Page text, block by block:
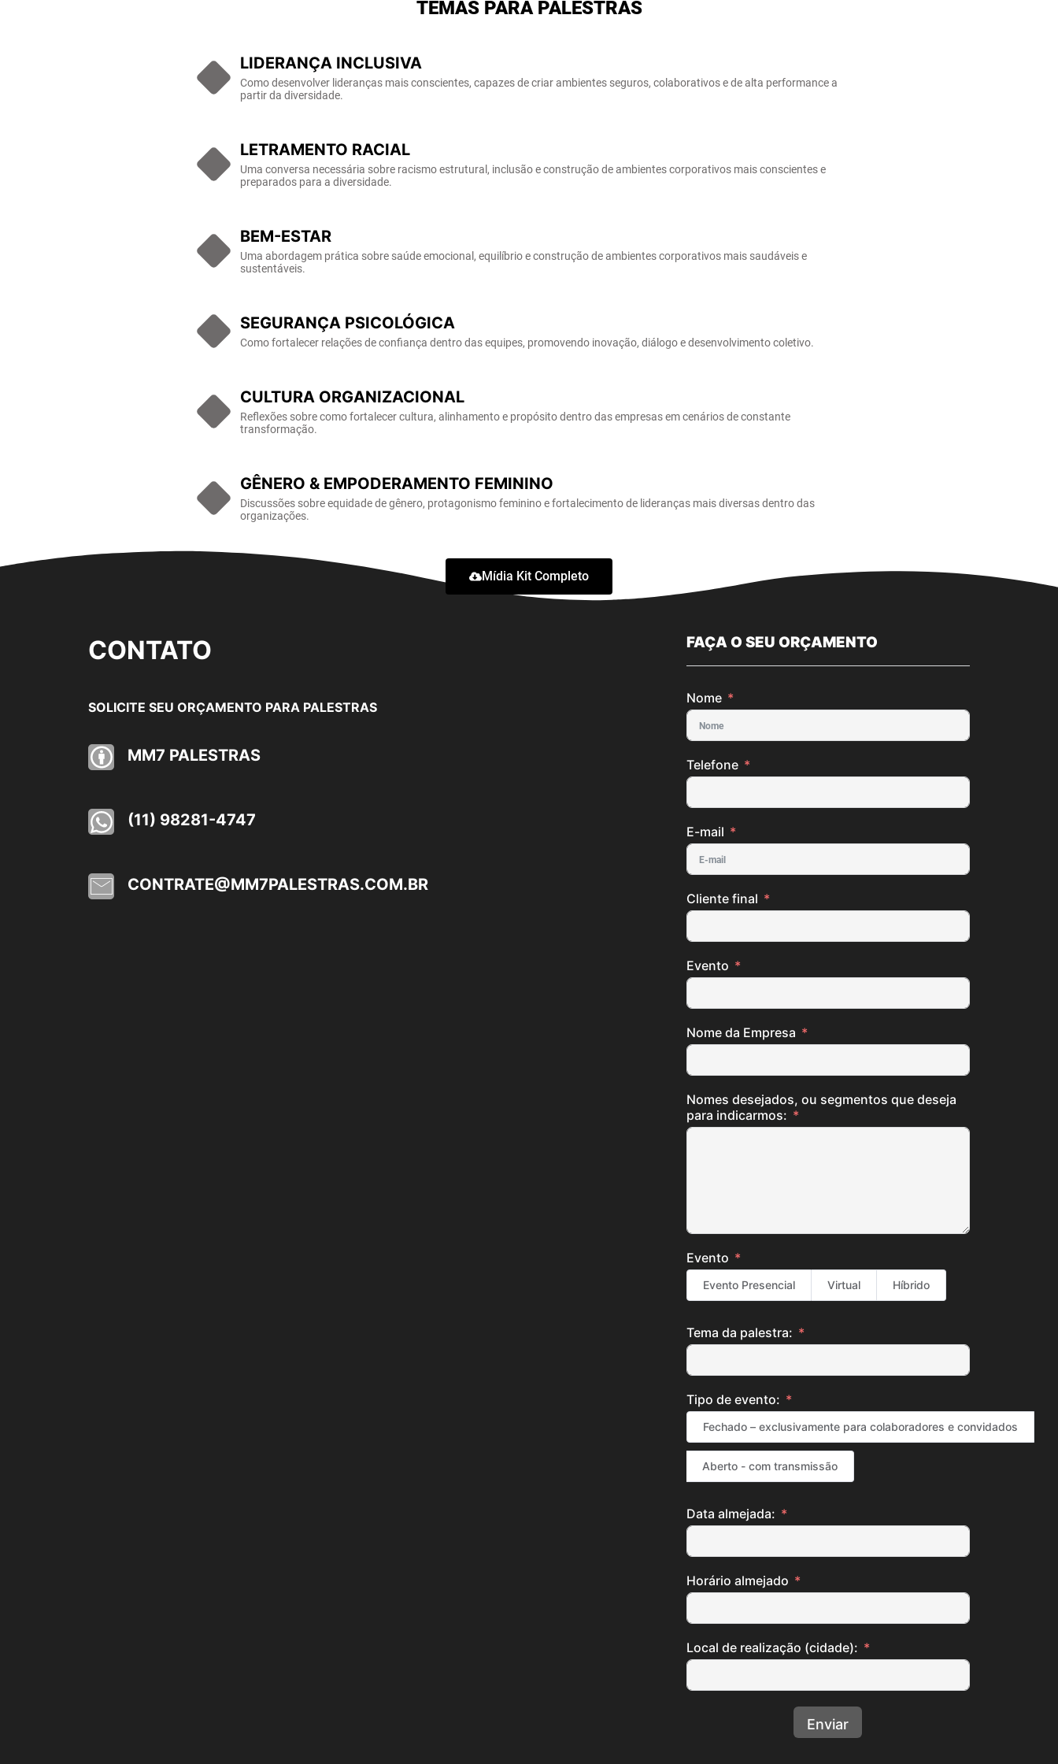
TEMAS PARA PALESTRAS
LIDERANÇA INCLUSIVA
Como desenvolver lideranças mais conscientes, capazes de criar ambientes seguros, colaborativos e de alta performance a
partir da diversidade.
LETRAMENTO RACIAL
Uma conversa necessária sobre racismo estrutural, inclusão e construção de ambientes corporativos mais conscientes e
preparados para a diversidade.
BEM-ESTAR
Uma abordagem prática sobre saúde emocional, equilíbrio e construção de ambientes corporativos mais saudáveis e
sustentáveis.
SEGURANÇA PSICOLÓGICA
Como fortalecer relações de confiança dentro das equipes, promovendo inovação, diálogo e desenvolvimento coletivo.
CULTURA ORGANIZACIONAL
Reflexões sobre como fortalecer cultura, alinhamento e propósito dentro das empresas em cenários de constante
transformação.
GÊNERO & EMPODERAMENTO FEMININO
Discussões sobre equidade de gênero, protagonismo feminino e fortalecimento de lideranças mais diversas dentro das
organizações.
Mídia Kit Completo
CONTATO
SOLICITE SEU ORÇAMENTO PARA PALESTRAS
MM7 PALESTRAS
(11) 98281-4747
CONTRATE@MM7PALESTRAS.COM.BR
FAÇA O SEU ORÇAMENTO
Nome
Telefone
E-mail
Cliente final
Evento
Nome da Empresa
Nomes desejados, ou segmentos que deseja
para indicarmos:
Evento
Evento Presencial Virtual Híbrido
Tema da palestra:
Tipo de evento:
Fechado – exclusivamente para colaboradores e convidados
Aberto - com transmissão
Data almejada:
Horário almejado
Local de realização (cidade):
Enviar